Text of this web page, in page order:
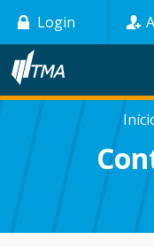
Pular
para
conteúdo
principal
Login